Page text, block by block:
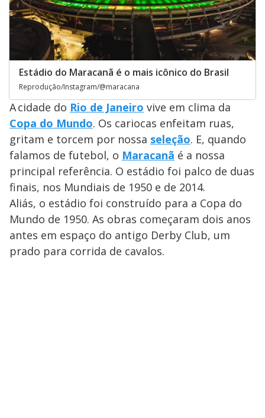
Estádio do Maracanã é o mais icônico do Brasil
Reprodução/Instagram/@maracana
A cidade do Rio de Janeiro vive em clima da
Copa do Mundo. Os cariocas enfeitam ruas,
gritam e torcem por nossa seleção. E, quando
falamos de futebol, o Maracanã é a nossa
principal referência. O estádio foi palco de duas
finais, nos Mundiais de 1950 e de 2014.
Aliás, o estádio foi construído para a Copa do
Mundo de 1950. As obras começaram dois anos
antes em espaço do antigo Derby Club, um
prado para corrida de cavalos.